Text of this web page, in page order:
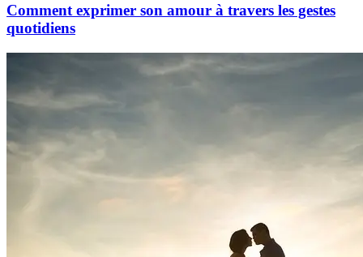
Comment exprimer son amour à travers les gestes
quotidiens